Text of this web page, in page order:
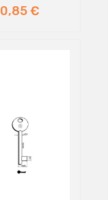
Prezzo
0,85 €